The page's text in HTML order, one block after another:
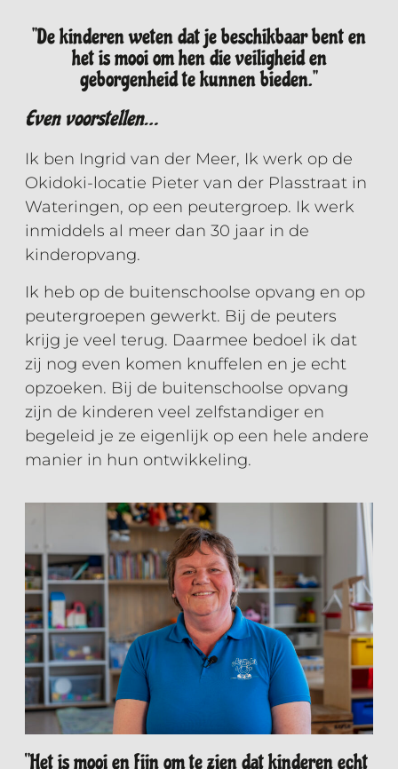
''De kinderen weten dat je beschikbaar bent en
het is mooi om hen die veiligheid en
geborgenheid te kunnen bieden.''
Even voorstellen…
Ik ben Ingrid van der Meer, Ik werk op de
Okidoki-locatie Pieter van der Plasstraat in
Wateringen, op een peutergroep. Ik werk
inmiddels al meer dan 30 jaar in de
kinderopvang.
Ik heb op de buitenschoolse opvang en op
peutergroepen gewerkt. Bij de peuters
krijg je veel terug. Daarmee bedoel ik dat
zij nog even komen knuffelen en je echt
opzoeken. Bij de buitenschoolse opvang
zijn de kinderen veel zelfstandiger en
begeleid je ze eigenlijk op een hele andere
manier in hun ontwikkeling.
‘'Het is mooi en fijn om te zien dat kinderen echt